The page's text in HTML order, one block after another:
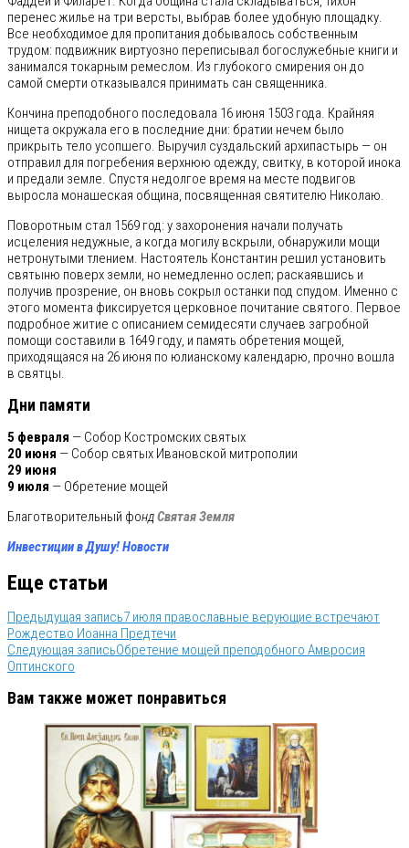
перенес жилье на три версты, выбрав более удобную площадку.
Все необходимое для пропитания добывалось собственным
трудом: подвижник виртуозно переписывал богослужебные книги и
занимался токарным ремеслом. Из глубокого смирения он до
самой смерти отказывался принимать сан священника.
Кончина преподобного последовала 16 июня 1503 года. Крайняя
нищета окружала его в последние дни: братии нечем было
прикрыть тело усопшего. Выручил суздальский архипастырь — он
отправил для погребения верхнюю одежду, свитку, в которой инока
и предали земле. Спустя недолгое время на месте подвигов
выросла монашеская община, посвященная святителю Николаю.
Поворотным стал 1569 год: у захоронения начали получать
исцеления недужные, а когда могилу вскрыли, обнаружили мощи
нетронутыми тлением. Настоятель Константин решил установить
святыню поверх земли, но немедленно ослеп; раскаявшись и
получив прозрение, он вновь сокрыл останки под спудом. Именно с
этого момента фиксируется церковное почитание святого. Первое
подробное житие с описанием семидесяти случаев загробной
помощи составили в 1649 году, и память обретения мощей,
приходящаяся на 26 июня по юлианскому календарю, прочно вошла
в святцы.
Дни памяти
5 февраля — Собор Костромских святых
20 июня — Собор святых Ивановской митрополии
29 июня
9 июля — Обретение мощей
Благотворительный фондСвятая Земля
Инвестиции в Душу! Новости
Еще статьи
Предыдущая запись7 июля православные верующие встречают
Рождество Иоанна Предтечи
Следующая записьОбретение мощей преподобного Амвросия
Оптинского
Вам также может понравиться